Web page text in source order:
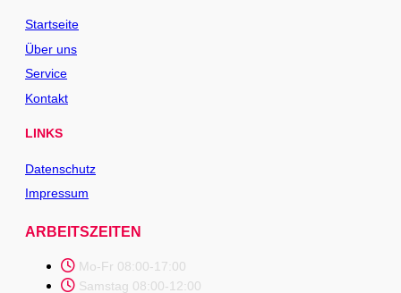
Startseite
Über uns
Service
Kontakt
LINKS
Datenschutz
Impressum
ARBEITSZEITEN
Mo-Fr 08:00-17:00
Samstag 08:00-12:00